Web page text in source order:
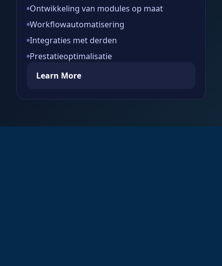
Ontwikkeling van modules op maat
Workflowautomatisering
Integraties met derden
Prestatieoptimalisatie
Learn More